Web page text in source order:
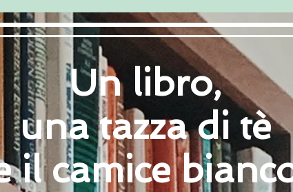
Un libro,
una tazza di tè
il camice